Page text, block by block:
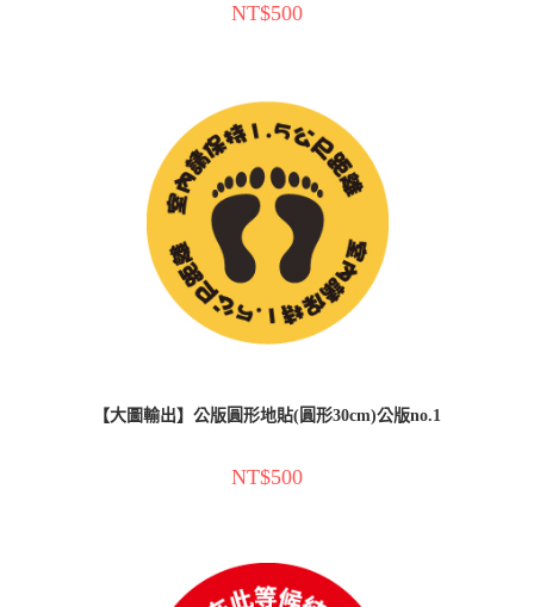
NT$500
【大圖輸出】公版圓形地貼(圓形30cm)公版no.1
NT$500